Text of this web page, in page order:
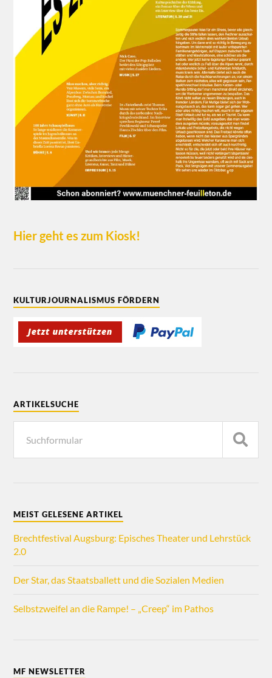
Hier geht es zum Kiosk!
KULTURJOURNALISMUS FÖRDERN
ARTIKELSUCHE
MEIST GELESENE ARTIKEL
Brechtfestival Augsburg: Episches Theater und Lehrstück
2.0
Der Star, das Staatsballett und die Sozialen Medien
Selbstzweifel an die Rampe! – „Creep“ im Pathos
MF NEWSLETTER